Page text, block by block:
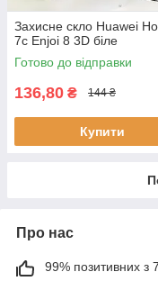
Захисне скло Huawei
7c Enjoi 8 3D біле
Готово до відправки
136,80 ₴ 144 ₴
Купити
Про нас
99% позитивних з